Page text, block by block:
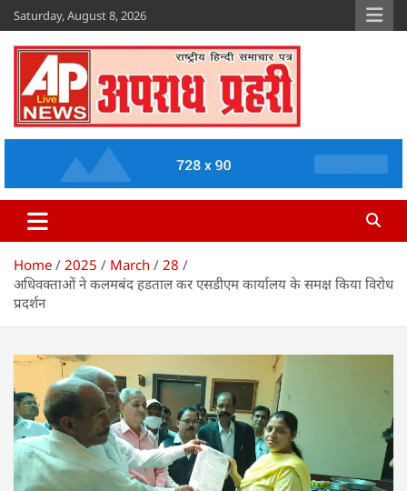
Skip
to
content
Saturday, August 8, 2026
Apradh Prahari
www.apradhprahari.in
Home 2025 March
28
अधिवक्ताओं ने कलमबंद हडताल कर एसडीएम कार्यालय के समक्ष किया विरोध
प्रदर्शन